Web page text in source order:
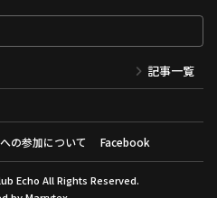
記事一覧
の参加について Facebook
Echo All Rights Reserved.